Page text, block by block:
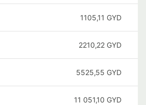
1105,11 GYD
2210,22 GYD
5525,55 GYD
11 051,10 GYD